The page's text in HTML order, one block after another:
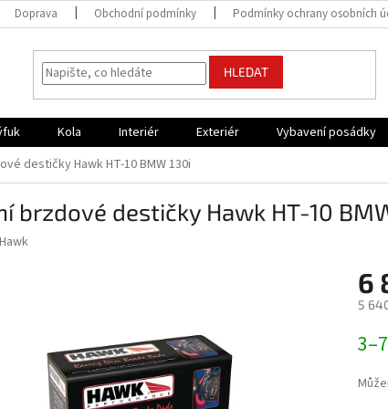
Doprava Obchodní podmínky Podmínky ochrany osobních
HLEDAT
Kola Interiér Exteriér Vybavení posádky
destičky Hawk HT-10 BMW 130i
brzdové destičky Hawk HT-10
Hawk
6
5
cena: